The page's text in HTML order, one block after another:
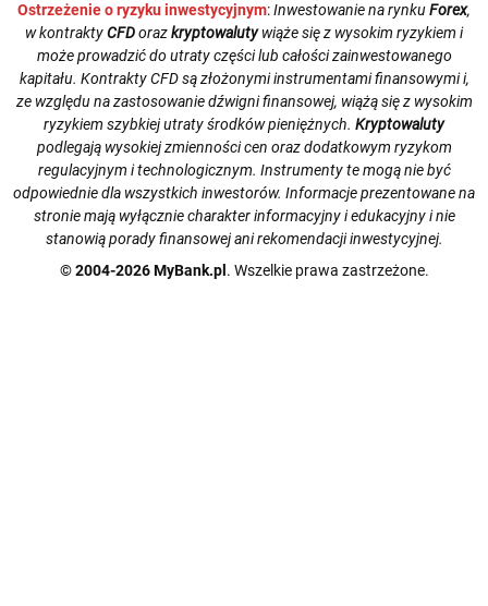
Ostrzeżenie o ryzyku inwestycyjnym:Inwestowanie na rynkuForex,
w kontraktyCFDorazkryptowalutywiąże się z wysokim ryzykiem i
może prowadzić do utraty części lub całości zainwestowanego
kapitału. Kontrakty CFD są złożonymi instrumentami finansowymi i,
ze względu na zastosowanie dźwigni finansowej, wiążą się z wysokim
ryzykiem szybkiej utraty środków pieniężnych. Kryptowaluty
podlegają wysokiej zmienności cen oraz dodatkowym ryzykom
regulacyjnym i technologicznym. Instrumenty te mogą nie być
odpowiednie dla wszystkich inwestorów. Informacje prezentowane na
stronie mają wyłącznie charakter informacyjny i edukacyjny i nie
stanowią porady finansowej ani rekomendacji inwestycyjnej.
© 2004-2026 MyBank.pl . Wszelkie prawa zastrzeżone.